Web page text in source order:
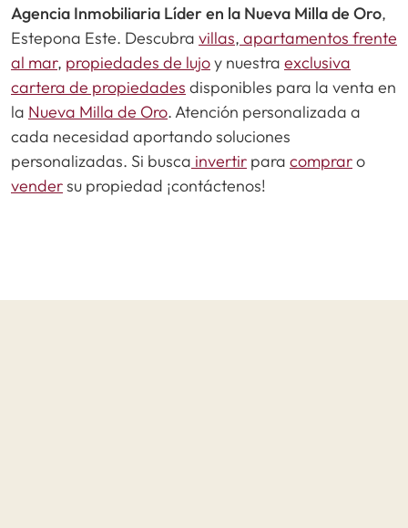
Agencia Inmobiliaria Líder en la Nueva Milla de Oro,
Estepona Este. Descubra villas, apartamentos frente
al mar, propiedades de lujoy nuestra exclusiva
cartera de propiedades disponibles para la venta en
la Nueva Milla de Oro. Atención personalizada a
cada necesidad aportando soluciones
personalizadas. Si busca invertir para compraro
vendersu propiedad ¡contáctenos!